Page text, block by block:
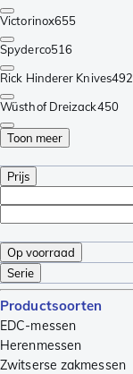
Victorinox655
Spyderco516
Rick Hinderer Knives492
Wüsthof Dreizack450
Toon meer
Prijs
Op voorraad
Serie
Productsoorten
EDC-messen
Herenmessen
Zwitserse zakmessen